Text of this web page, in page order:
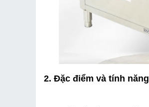
2. Đặc điểm và tính